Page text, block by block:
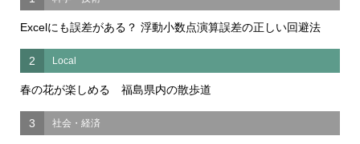
Excelにも誤差がある？ 浮動小数点演算誤差の正しい回避法
2 Local
春の花が楽しめる 福島県内の散歩道
3 社会・経済